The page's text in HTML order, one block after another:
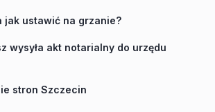
jak ustawić na grzanie?
wysyła akt notarialny do urzędu
stron Szczecin